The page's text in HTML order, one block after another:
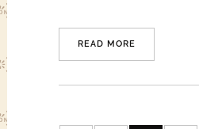
READ MORE